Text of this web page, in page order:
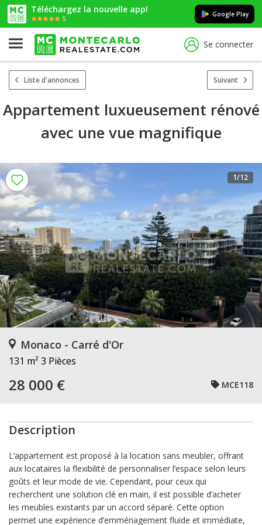
Téléchargez la nouvelle app!
5
Google Play
Se connecter
Liste d'annonces Suivant
Appartement luxueusement rénové
avec une vue magnifique
1/12
Monaco - Carré d'Or
131 m² 3 Pièces
28 000 € MCE118
Description
L’appartement est proposé à la location sans meubler, offrant
aux locataires la flexibilité de personnaliser l’espace selon leurs
goûts et leur mode de vie. Cependant, pour ceux qui
recherchent une solution clé en main, il est possible d’acheter
les meubles existants par un accord séparé. Cette option
permet une expérience d’emménagement fluide et immédiate,